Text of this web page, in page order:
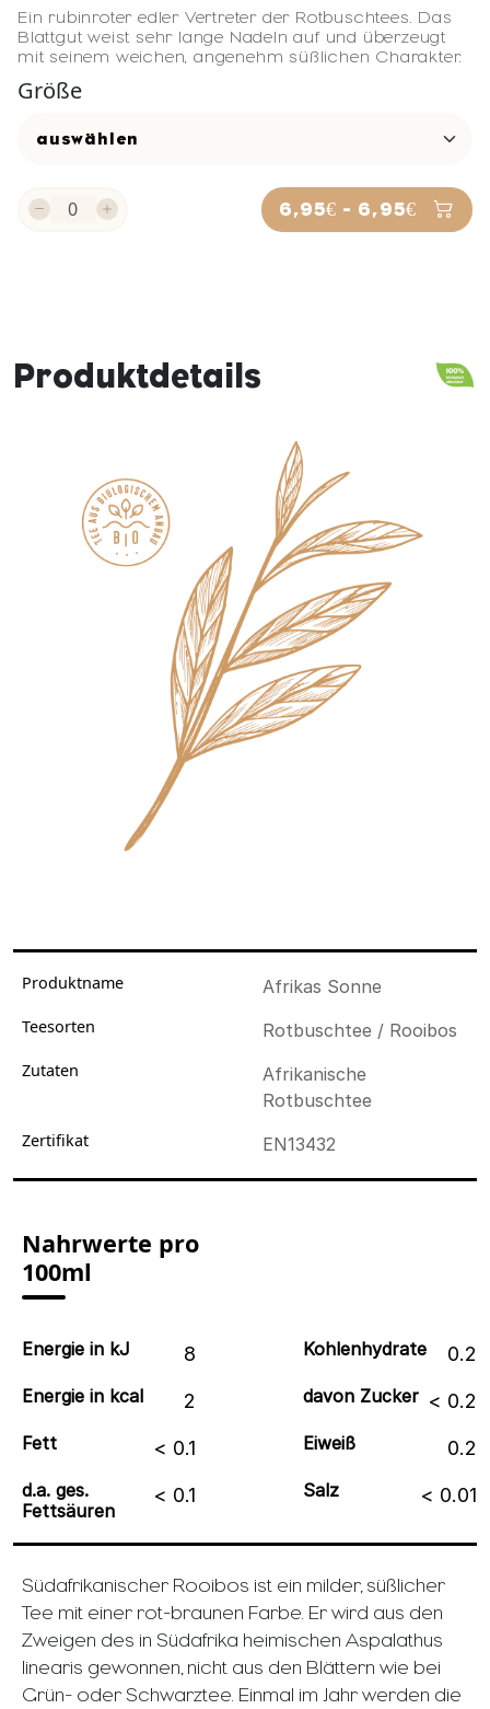
Ein rubinroter edler Vertreter der Rotbuschtees. Das
Blattgut weist sehr lange Nadeln auf und überzeugt
mit seinem weichen, angenehm süßlichen Charakter.
Größe
6,95€ - 6,95€
Produktdetails
Produktname Afrikas Sonne
Teesorten Rotbuschtee / Rooibos
Zutaten
Afrikanische
Rotbuschtee
Zertifikat EN13432
Nahrwerte pro
100ml
Energie in kJ 8
Energie in kcal 2
Fett < 0.1
d.a. ges.
Fettsäuren
< 0.1
Kohlenhydrate 0.2
davon Zucker < 0.2
Eiweiß 0.2
Salz < 0.01
Südafrikanischer Rooibos ist ein milder, süßlicher
Tee mit einer rot-braunen Farbe. Er wird aus den
Zweigen des in Südafrika heimischen Aspalathus
linearis gewonnen, nicht aus den Blättern wie bei
Grün- oder Schwarztee. Einmal im Jahr werden die